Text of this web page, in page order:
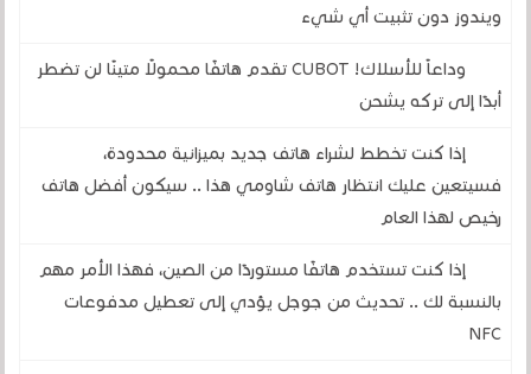
ويندوز دون تثبيت أي شيء
وداعاً للأسلاك! CUBOT تقدم هاتفًا محمولًا متينًا لن تضطر
أبدًا إلى تركه يشحن
إذا كنت تخطط لشراء هاتف جديد بميزانية محدودة،
فسيتعين عليك انتظار هاتف شاومي هذا .. سيكون أفضل هاتف
رخيص لهذا العام
إذا كنت تستخدم هاتفًا مستوردًا من الصين، فهذا الأمر مهم
بالنسبة لك .. تحديث من جوجل يؤدي إلى تعطيل مدفوعات
NFC